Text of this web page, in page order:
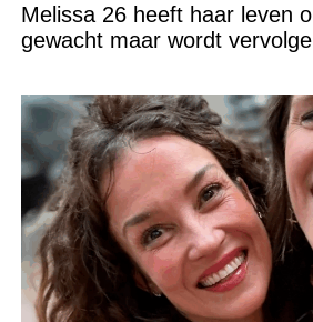
Melissa 26 heeft haar leven
gewacht maar wordt